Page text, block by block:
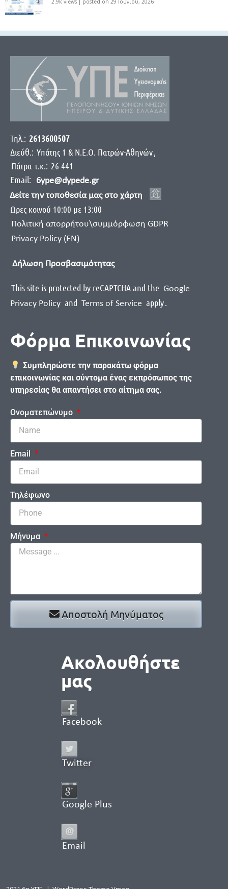
2.9k views | posted on 29 Ιουνίου, 2026
Τηλ.: 2613600507
Διεύθ.: Yπάτης 1 & Ν.Ε.Ο. Πατρών-Αθηνών,
Πάτρα τ.κ.: 26 441
Email:
6ype@dypede.gr
Δείτε την τοποθεσία μας στο χάρτη
Ωρες κοινού 10:00 με 13:00
Πολιτική απορρήτου\συμμόρφωση GDPR
Privacy Policy (EN)
Δήλωση Προσβασιμότητας
This site is protected by reCAPTCHA and the Google
Privacy Policy and Terms of Service apply.
Φόρμα Επικοινωνίας
Συμπληρώστε την παρακάτω φόρμα
επικοινωνίας και σύντομα ένας εκπρόσωπος της
υπηρεσίας θα απαντήσει στο αίτημα σας.
Ονοματεπώνυμο
Email
Τηλέφωνο
Μήνυμα
Αποστολή Μηνύματος
Ακολουθήστε
μας
Facebook
Twitter
Google Plus
Email